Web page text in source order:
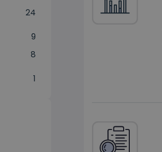
24
9
8
1